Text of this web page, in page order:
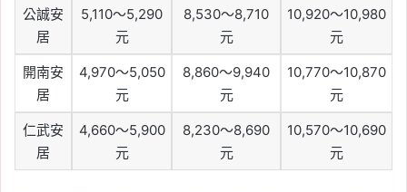
公誠安
居
5,110～5,290
元
8,530～8,710
元
10,920～10,980
元
開南安
居
4,970～5,050
元
8,860～9,940
元
10,770～10,870
元
仁武安
居
4,660～5,900
元
8,230～8,690
元
10,570～10,690
元